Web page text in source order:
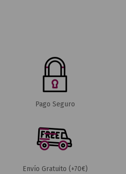
Pago Seguro
Envío Gratuito (+70€)